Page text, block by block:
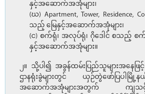
နှင့်အဆောက်အအုံများ၊
(ဃ) Apartment, Tower, Residence,
သည့် မြေနှင့်အဆောက်အအုံများ၊
(င) စက်ရုံ၊ အလုပ်ရုံ၊ ဂိုဒေါင် စသည့် စ
နှင့်အဆောက်အအုံများ။
၂။ သို့ပါ၍ အခွန်ထမ်းပြည်သူများအနေဖြ
ဌာနရုံးခွဲများတွင် ယှဉ်တွဲဖော်ပြပါမြို့
အဆောက်အအုံများအတွက် ကျသင့်ပစ္စ